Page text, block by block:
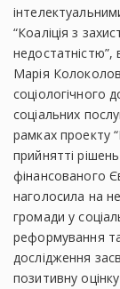
“Коаліція з
недостатністю”,
Марія
соціологічного
соціальних
рамках проекту
прийнятті
фінансованого
наголосила на
громади у
реформування
дослідження
позитивну